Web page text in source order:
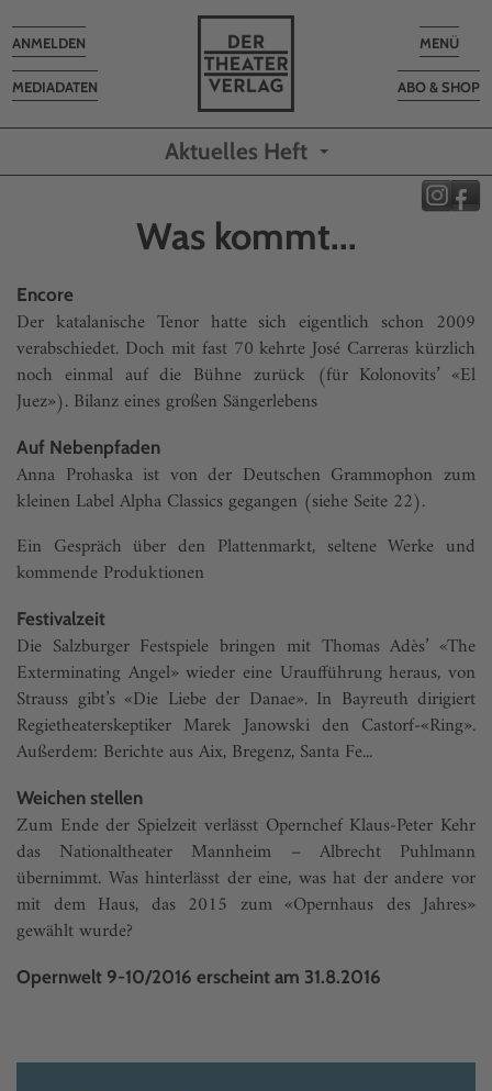
Toggle
MENÜ
ABO & SHOP
MEDIADATEN
Toggle
navigation
ANMELDEN
Aktuelles Heft
Was kommt...
Encore
Der katalanische Tenor hatte sich eigentlich schon 2009
verabschiedet. Doch mit fast 70 kehrte José Carreras kürzlich
noch einmal auf die Bühne zurück (für Kolonovits’ «El
Juez»). Bilanz eines großen Sängerlebens
Auf Nebenpfaden
Anna Prohaska ist von der Deutschen Grammophon zum
kleinen Label Alpha Classics gegangen (siehe Seite 22).
Ein Gespräch über den Plattenmarkt, seltene Werke und
kommende Produktionen
Festivalzeit
Die Salzburger Festspiele bringen mit Thomas Adès’ «The
Exterminating Angel» wieder eine Uraufführung heraus, von
Strauss gibt’s «Die Liebe der Danae». In Bayreuth dirigiert
Regietheaterskeptiker Marek Janowski den Castorf-«Ring».
Außerdem: Berichte aus Aix, Bregenz, Santa Fe...
Weichen stellen
Zum Ende der Spielzeit verlässt Opernchef Klaus-Peter Kehr
das Nationaltheater Mannheim – Albrecht Puhlmann
übernimmt. Was hinterlässt der eine, was hat der andere vor
mit dem Haus, das 2015 zum «Opernhaus des Jahres»
gewählt wurde?
Opernwelt 9-10/2016 erscheint am 31.8.2016